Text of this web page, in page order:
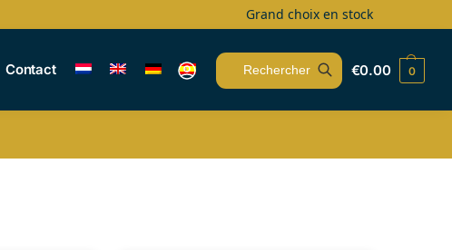
Grand choix en stock
Contact €0.00 0